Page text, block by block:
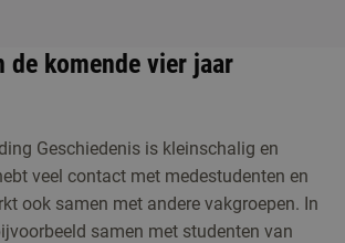
de komende vier jaar
Geschiedenis is kleinschalig en
veel contact met medestudenten en
ook samen met andere vakgroepen. In
samen met studenten van